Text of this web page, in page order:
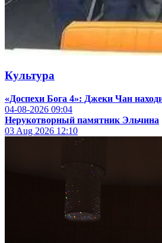
Культура
«Доспехи Бога 4»: Джеки Чан
04-08-2026 09:04
Нерукотворный памятник Эльчина
03 Aug 2026 12:10